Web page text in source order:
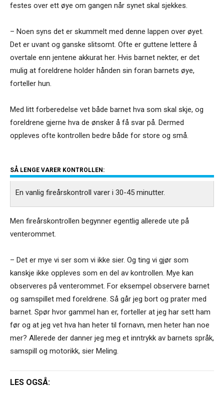
festes over ett øye om gangen når synet skal sjekkes.
– Noen syns det er skummelt med denne lappen over øyet.
Det er uvant og ganske slitsomt. Ofte er guttene lettere å
overtale enn jentene akkurat her. Hvis barnet nekter, er det
mulig at foreldrene holder hånden sin foran barnets øye,
forteller hun.
Med litt forberedelse vet både barnet hva som skal skje, og
foreldrene gjerne hva de ønsker å få svar på. Dermed
oppleves ofte kontrollen bedre både for store og små.
SÅ LENGE VARER KONTROLLEN:
En vanlig fireårskontroll varer i 30-45 minutter.
Men fireårskontrollen begynner egentlig allerede ute på
venterommet.
– Det er mye vi ser som vi ikke sier. Og ting vi gjør som
kanskje ikke oppleves som en del av kontrollen. Mye kan
observeres på venterommet. For eksempel observere barnet
og samspillet med foreldrene. Så går jeg bort og prater med
barnet. Spør hvor gammel han er, forteller at jeg har sett ham
før og at jeg vet hva han heter til fornavn, men heter han noe
mer? Allerede der danner jeg meg et inntrykk av barnets språk,
samspill og motorikk, sier Meling.
LES OGSÅ: